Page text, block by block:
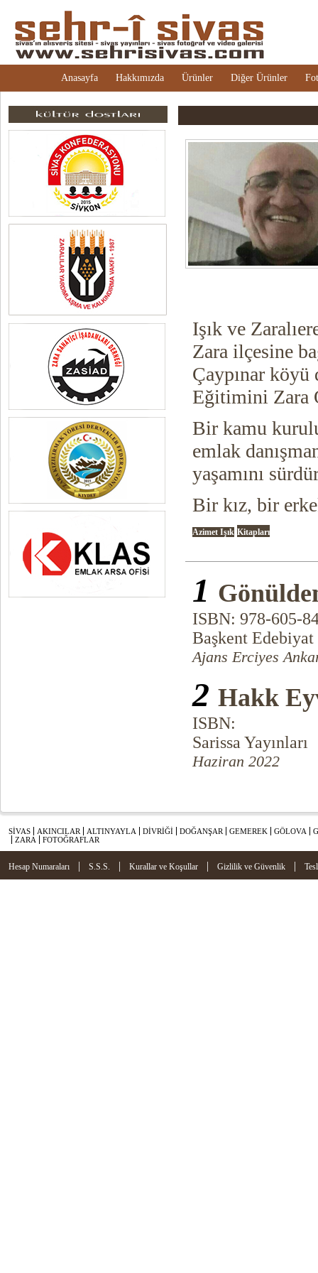
Anasayfa Hakkımızda Ürünler Diğer Ürünler
Işık ve
Zara ilçesine
Çaypınar
Eğitimini Zara
Bir kamu
emlak
yaşamını
Bir kız, bir
Azimet Işık Kitapları
1
ISBN: 978-605-
Başkent
Ajans Erciyes
2 Hakk
ISBN:
Sarissa Yayınları
Haziran 2022
SİVAS AKINCILAR ALTINYAYLA DİVRİĞİ DOĞANŞAR GEMEREK GÖLOVA
ZARA
FOTOĞRAFLAR
Hesap Numaraları | S.S.S. | Kurallar ve Koşullar | Gizlilik ve Güvenlik |